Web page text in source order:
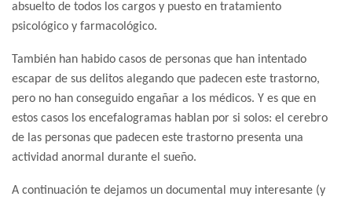
absuelto de todos los cargos y puesto en tratamiento
psicológico y farmacológico.
También han habido casos de personas que han intentado
escapar de sus delitos alegando que padecen este trastorno,
pero no han conseguido engañar a los médicos. Y es que en
estos casos los encefalogramas hablan por si solos: el cerebro
de las personas que padecen este trastorno presenta una
actividad anormal durante el sueño.
A continuación te dejamos un documental muy interesante (y